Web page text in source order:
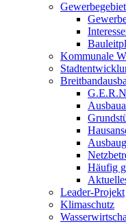
Kommunale
Häufig
Leader-Projekt
Klimaschutz